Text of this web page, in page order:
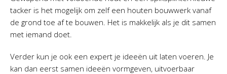
tacker is het mogelijk om zelf een houten bouwwerk vanaf
de grond toe af te bouwen. Het is makkelijk als je dit samen
met iemand doet.
Verder kun je ook een expert je ideeën uit laten voeren. Je
kan dan eerst samen ideeën vormgeven, uitvoerbaar